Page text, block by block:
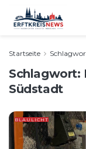
Startseite
Schlagwort:
Südstadt
BLAULICHT